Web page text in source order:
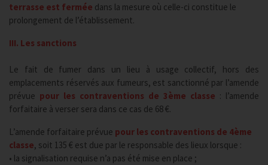
terrasse est fermée dans la mesure où celle-ci constitue le
prolongement de l’établissement.
III. Les sanctions
Le fait de fumer dans un lieu à usage collectif, hors des
emplacements réservés aux fumeurs, est sanctionné par l’amende
prévue pour les contraventions de 3ème classe : l’amende
forfaitaire à verser sera dans ce cas de 68 €.
L’amende forfaitaire prévue pour les contraventions de 4ème
classe, soit 135 € est due par le responsable des lieux lorsque :
• la signalisation requise n’a pas été mise en place ;